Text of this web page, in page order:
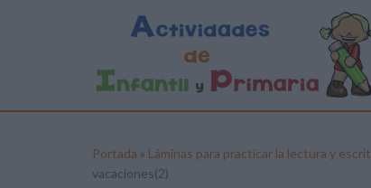
Portada » Láminas para practicar la lectura y
vacaciones(2)